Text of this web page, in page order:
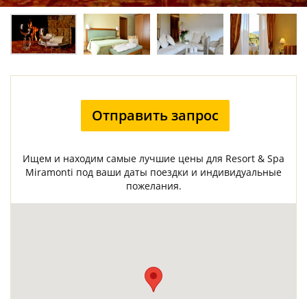
Отправить запрос
Ищем и находим самые лучшие цены для Resort & Spa
Miramonti под ваши даты поездки и индивидуальные
пожелания.